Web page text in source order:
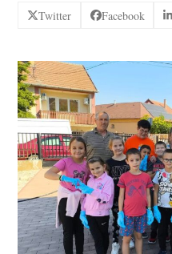
Twitter Facebook